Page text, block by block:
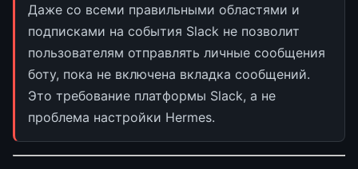
Даже со всеми правильными областями и
подписками на события Slack не позволит
пользователям отправлять личные сообщения
боту, пока не включена вкладка сообщений.
Это требование платформы Slack, а не
проблема настройки Hermes.